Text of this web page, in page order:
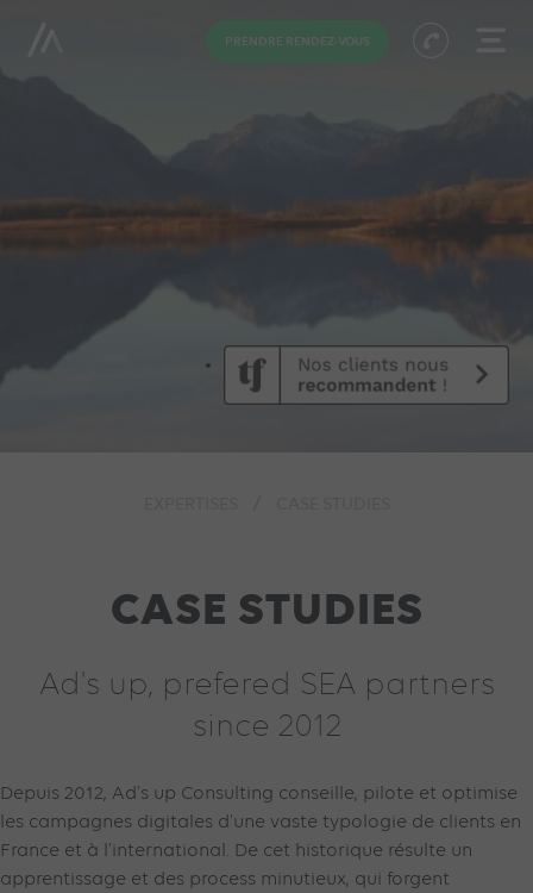
PRENDRE RENDEZ-VOUS
CASE STUDIES
Ad's up, prefered SEA partners
since 2012
Depuis 2012, Ad's up Consulting conseille, pilote et optimise
les campagnes digitales d'une vaste typologie de clients en
France et à l'international. De cet historique résulte un
apprentissage et des process minutieux, qui forgent